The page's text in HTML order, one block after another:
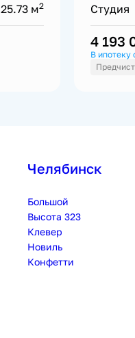
25.73 м2 Студия
4 193
В ипотеку
Челябинск
Большой
Высота 323
Клевер
Новиль
Конфетти